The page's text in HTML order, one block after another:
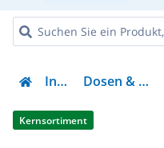
Installation Dosen & Verschraubungen
Kernsortiment